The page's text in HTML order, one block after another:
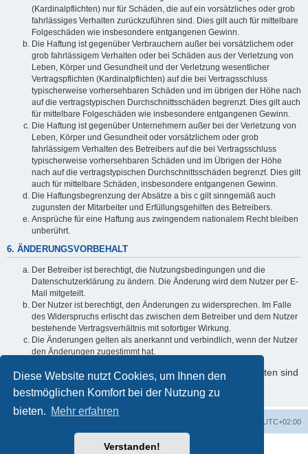
Diese Website nutzt Cookies, um Ihnen den
bestmöglichen Komfort bei der Nutzung zu
bieten. Mehr erfahren
Verstanden!
(Kardinalpflichten) nur für Schäden, die auf ein vorsätzliches oder grob
fahrlässiges Verhalten zurückzuführen sind. Dies gilt auch für mittelbare
Folgeschäden wie insbesondere entgangenen Gewinn.
Die Haftung ist gegenüber Verbrauchern außer bei vorsätzlichem oder
grob fahrlässigem Verhalten oder bei Schäden aus der Verletzung von
Leben, Körper und Gesundheit und der Verletzung wesentlicher
Vertragspflichten (Kardinalpflichten) auf die bei Vertragsschluss
typischerweise vorhersehbaren Schäden und im übrigen der Höhe nach
auf die vertragstypischen Durchschnittsschäden begrenzt. Dies gilt auch
für mittelbare Folgeschäden wie insbesondere entgangenen Gewinn.
Die Haftung ist gegenüber Unternehmern außer bei der Verletzung von
Leben, Körper und Gesundheit oder vorsätzlichem oder grob
fahrlässigem Verhalten des Betreibers auf die bei Vertragsschluss
typischerweise vorhersehbaren Schäden und im Übrigen der Höhe
nach auf die vertragstypischen Durchschnittsschäden begrenzt. Dies gilt
auch für mittelbare Schäden, insbesondere entgangenen Gewinn.
Die Haftungsbegrenzung der Absätze a bis c gilt sinngemäß auch
zugunsten der Mitarbeiter und Erfüllungsgehilfen des Betreibers.
Ansprüche für eine Haftung aus zwingendem nationalem Recht bleiben
unberührt.
6. ÄNDERUNGSVORBEHALT
Der Betreiber ist berechtigt, die Nutzungsbedingungen und die
Datenschutzerklärung zu ändern. Die Änderung wird dem Nutzer per E-
Mail mitgeteilt.
Der Nutzer ist berechtigt, den Änderungen zu widersprechen. Im Falle
des Widerspruchs erlischt das zwischen dem Betreiber und dem Nutzer
bestehende Vertragsverhältnis mit sofortiger Wirkung.
Die Änderungen gelten als anerkannt und verbindlich, wenn der Nutzer
den Änderungen zugestimmt hat.
Informationen über den Umgang mit Ihren persönlichen Daten sind
in der Datenschutzerklärung enthalten.
UTC+02:00
Powered byphpBB® Forum Software © phpBB Limited